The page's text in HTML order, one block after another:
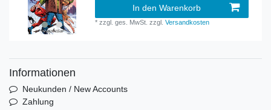
In den Warenkorb
*zzgl. ges. MwSt. zzgl.Versandkosten
Informationen
Neukunden / New Accounts
Zahlung